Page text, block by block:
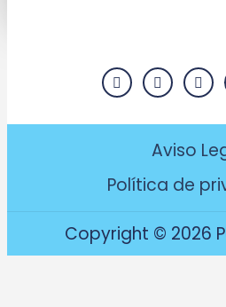
Copyright © 2026
Aviso
Política de